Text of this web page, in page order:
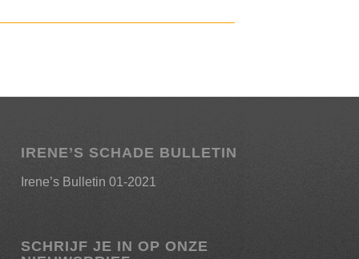
IRENE’S SCHADE BULLETIN
Irene’s Bulletin 01-2021
SCHRIJF JE IN OP ONZE